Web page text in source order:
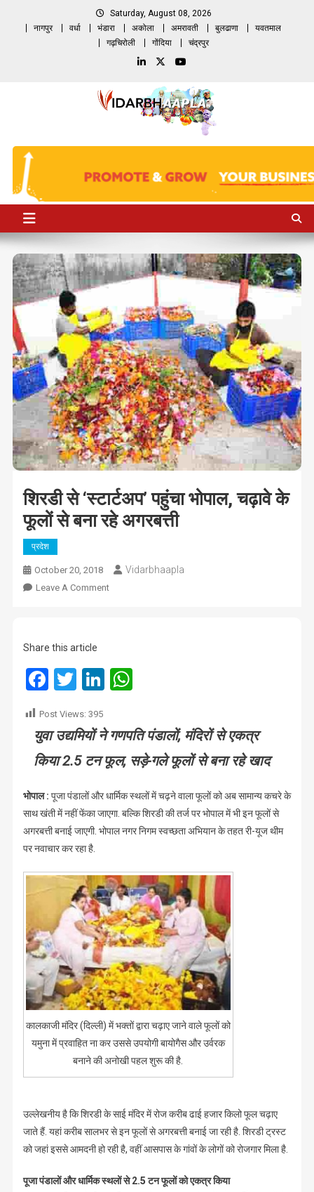
Saturday, August 08, 2026
नागपुर
वर्धा भंडारा अकोला अमरावती बुलढाणा
यवतमाल
गढ़चिरोली
गोंदिया चंद्रपुर
शिरडी से ‘स्टार्टअप’ पहुंचा भोपाल, चढ़ावे के
फूलों से बना रहे अगरबत्ती
प्रदेश
October 20, 2018 Vidarbhaapla
Leave A CommentOn
भोपाल,
चढ़ावे
से
रहे
Share this article
Facebook
TwitterLinkedIn
WhatsApp
Post Views: 395
युवा उद्यमियों ने गणपति पंडालों, मंदिरों से एकत्र
किया 2.5 टन फूल, सड़े-गले फूलों से बना रहे खाद
भोपाल : पूजा पंडालों और धार्मिक स्थलों में चढ़ने वाला फूलों को अब सामान्य कचरे के
साथ खंती में नहीं फेंका जाएगा. बल्कि शिरडी की तर्ज पर भोपाल में भी इन फूलों से
अगरबत्ती बनाई जाएगी. भोपाल नगर निगम स्वच्छता अभियान के तहत री-यूज थीम
पर नवाचार कर रहा है.
कालकाजी मंदिर (दिल्ली) में भक्तों द्वारा चढ़ाए जाने वाले फूलों को
यमुना में प्रवाहित ना कर उससे उपयोगी बायोगैस और उर्वरक
बनाने की अनोखी पहल शुरू की है.
उल्लेखनीय है कि शिरडी के साई मंदिर में रोज करीब ढाई हजार किलो फूल चढ़ाए
जाते हैं. यहां करीब सालभर से इन फूलों से अगरबत्ती बनाई जा रही है. शिरडी ट्रस्ट
को जहां इससे आमदनी हो रही है, वहीं आसपास के गांवों के लोगों को रोजगार मिला है.
पूजा पंडालों और धार्मिक स्थलों से 2.5 टन फूलों को एकत्र किया